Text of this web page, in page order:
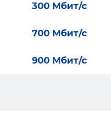
300 Мбит/с
700 Мбит/с
900 Мбит/с